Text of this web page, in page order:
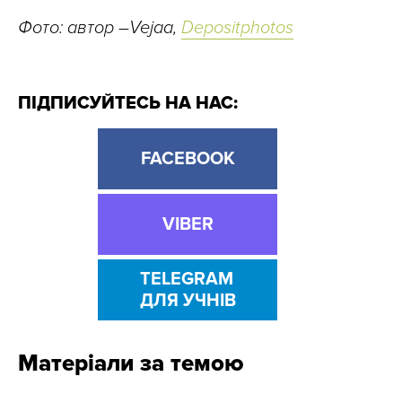
Фото: автор –Vejaa, Depositphotos
ПІДПИСУЙТЕСЬ НА НАС:
FACEBOOK
VIBER
TELEGRAM
ДЛЯ УЧНІВ
Матеріали за темою